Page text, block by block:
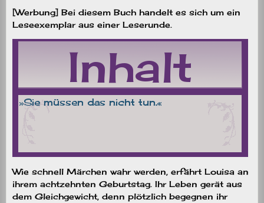
[Werbung] Bei diesem Buch handelt es sich um ein
Leseexemplar aus einer Leserunde.
Wie schnell Märchen wahr werden, erfährt Louisa an
ihrem achtzehnten Geburtstag. Ihr Leben gerät aus
dem Gleichgewicht, denn plötzlich begegnen ihr